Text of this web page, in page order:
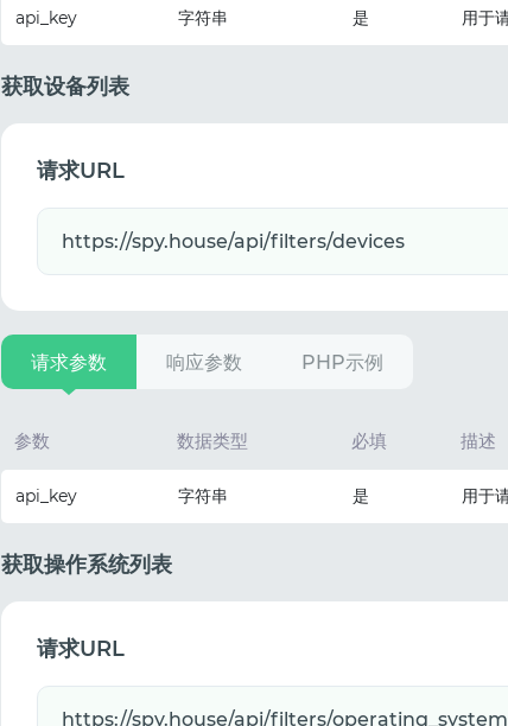
api_key 字符串 是 用于
获取设备列表
请求URL
请求参数 响应参数 PHP示例
参数 数据类型 必填 描述
api_key 字符串 是 用于
获取操作系统列表
请求URL